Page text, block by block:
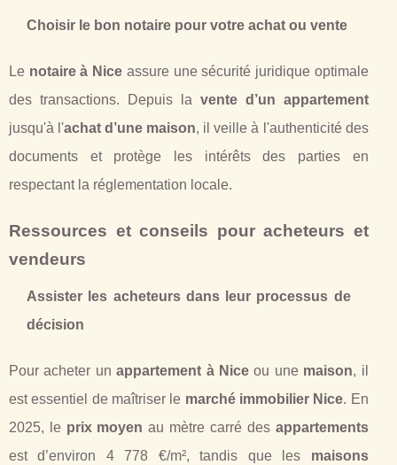
Choisir le bon notaire pour votre achat ou vente
Le notaire à Nice assure une sécurité juridique optimale
des transactions. Depuis la vente d’un appartement
jusqu'à l'achat d’une maison, il veille à l'authenticité des
documents et protège les intérêts des parties en
respectant la réglementation locale.
Ressources et conseils pour acheteurs et
vendeurs
Assister les acheteurs dans leur processus de
décision
Pour acheter unappartement à Nice ou une maison, il
est essentiel de maîtriser le marché immobilier Nice. En
2025, le prix moyen au mètre carré des appartements
est d’environ 4 778 €/m², tandis que les maisons